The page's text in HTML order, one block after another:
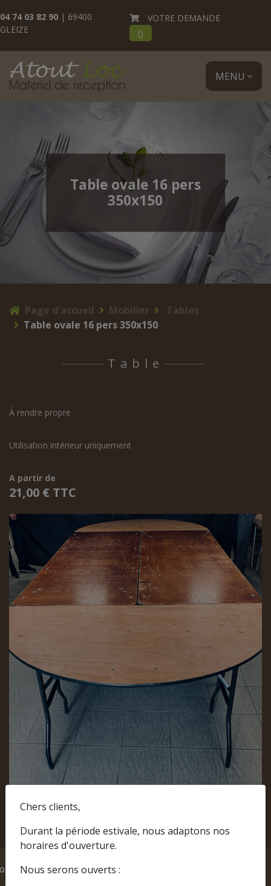
Chers clients,
Durant la période estivale, nous adaptons nos
horaires d'ouverture.
Nous serons ouverts :
04 74 03 82 90 | 69400
GLEIZE
VOTRE DEMANDE
()
MENU
Table ovale 16 pers
350x150
Page d'accueil Mobilier
Tables
Table ovale 16 pers 350x150
Table
À rendre propre
Utilisation intérieur uniquement
A partir de
21,00 € TTC
HT
TTC